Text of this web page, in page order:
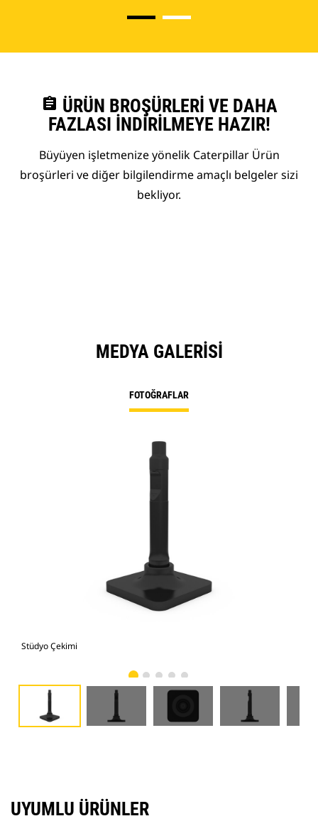
assignment ÜRÜN BROŞÜRLERI VE DAHA
FAZLASI İNDIRILMEYE HAZIR!
Büyüyen işletmenize yönelik Caterpillar Ürün
broşürleri ve diğer bilgilendirme amaçlı belgeler sizi
bekliyor.
MEDYA GALERISI
FOTOĞRAFLAR
Stüdyo Çekimi
UYUMLU ÜRÜNLER